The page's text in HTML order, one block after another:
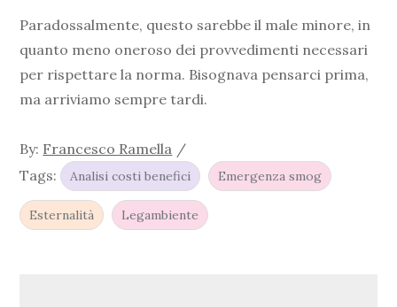
Paradossalmente, questo sarebbe il male minore, in
quanto meno oneroso dei provvedimenti necessari
per rispettare la norma. Bisognava pensarci prima,
ma arriviamo sempre tardi.
By: Francesco Ramella
Tags:
Analisi costi benefici Emergenza smog
Esternalità Legambiente